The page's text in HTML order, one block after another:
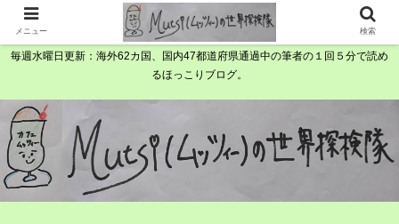
毎週水曜日更新：海外62カ国、国内47都道府県通過中の筆者の１回５分で読め
るほっこりブログ。
メニュー 検索